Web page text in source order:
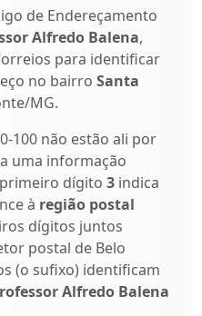
de Endereçamento
Alfredo Balena,
para identificar
no bairro Santa
MG.
100 não estão ali por
uma informação
dígito 3 indica
à região postal
dígitos juntos
postal de Belo
(o sufixo) identificam
Alfredo Balena